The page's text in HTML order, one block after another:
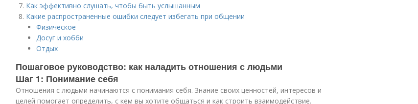
Как эффективно слушать, чтобы быть услышанным
Какие распространенные ошибки следует избегать при общении
Физическое
Досуг и хобби
Отдых
Пошаговое руководство: как наладить отношения с людьми
Шаг 1: Понимание себя
Отношения с людьми начинаются с понимания себя. Знание своих ценностей, интересов и
целей помогает определить, с кем вы хотите общаться и как строить взаимодействие.